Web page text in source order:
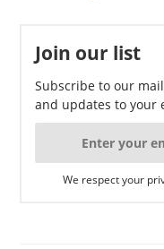
Join our list
Subscribe to our
and updates to your
We respect your